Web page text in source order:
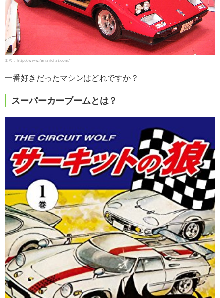
出典：http://www.ferrarichat.com/
一番好きだったマシンはどれですか？
スーパーカーブームとは？